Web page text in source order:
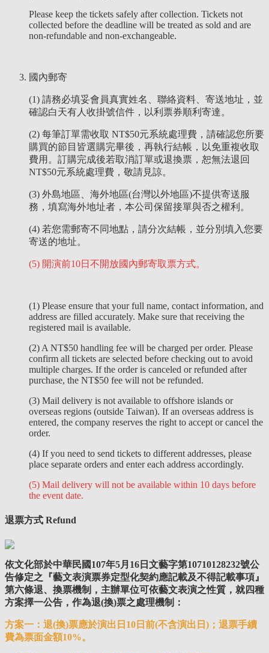
Please keep the tickets safely after collection. Tickets not
collected before the deadline will be treated as sold and are
non-refundable and non-exchangeable.
國內郵寄
(1) 請務必填妥會員真實姓名、聯絡資料、寄送地址，並
確認白天有人收掛號信件，以利票券順利寄達。
(2) 每筆訂單需收取 NT$50元系統處理費，請確認您所要
購買的節目皆選購完畢後，再執行結帳，以免重複收取
費用。訂購完成後若取消訂單或退換票，恕無法退回
NT$50元系統處理費，敬請見諒。
(3) 外島地區、海外地區(台灣以外地區)不提供寄送服
務，填寫海外地址者，本公司保留接單與否之權利。
(4) 若您需郵寄不同地點，請分次結帳，並分別填入您要
寄送的地址。
(5) 開演前10日不開放國內郵寄取票方式。
(1) Please ensure that your full name, contact information, and
address are filled accurately. Make sure that receiving the
registered mail is available.
(2) A NT$50 handling fee will be charged per order. Please
confirm all tickets are selected before checking out to avoid
multiple charges. If the order is canceled or refunded after
purchase, the NT$50 fee will not be refunded.
(3) Mail delivery is not available to offshore islands or
overseas regions (outside Taiwan). If an overseas address is
entered, the company reserves the right to accept or cancel the
order.
(4) If you need to send tickets to different addresses, please
place separate orders and enter each address accordingly.
(5) Mail delivery will not be available within 10 days before
the event date.
退票方式 Refund
依文化部於中華民國107年5月16日文藝字第10710128232號公
告修定之『藝文表演票券定型化契約應記載及不得記載事項』
第六條退、換票機制，主辦單位可依藝文表演之性質，就四種
方案擇一公告，作為退(換)票之處理機制：
方案一： 退(換)票應於演出日10日前(不含演出日) ；退票手續
費為票面金額10%。